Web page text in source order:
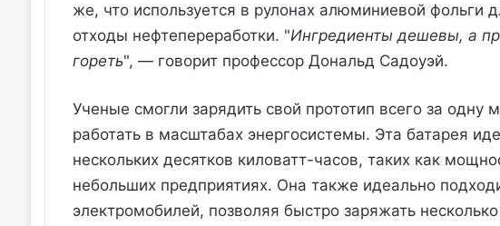
же, что используется в рулонах алюминиевой фольги
отходы нефтепереработки. "Ингредиенты дешевы, а
гореть", — говорит профессор Дональд Садоуэй.
Ученые смогли зарядить свой прототип всего за одну
работать в масштабах энергосистемы. Эта батарея
нескольких десятков киловатт-часов, таких как
небольших предприятиях. Она также идеально
электромобилей, позволяя быстро заряжать